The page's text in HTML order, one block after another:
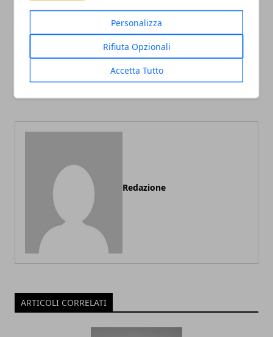
Personalizza
Rifiuta Opzionali
Accetta Tutto
Rick and Morty, in arrivo la
Redazione
ARTICOLI CORRELATI